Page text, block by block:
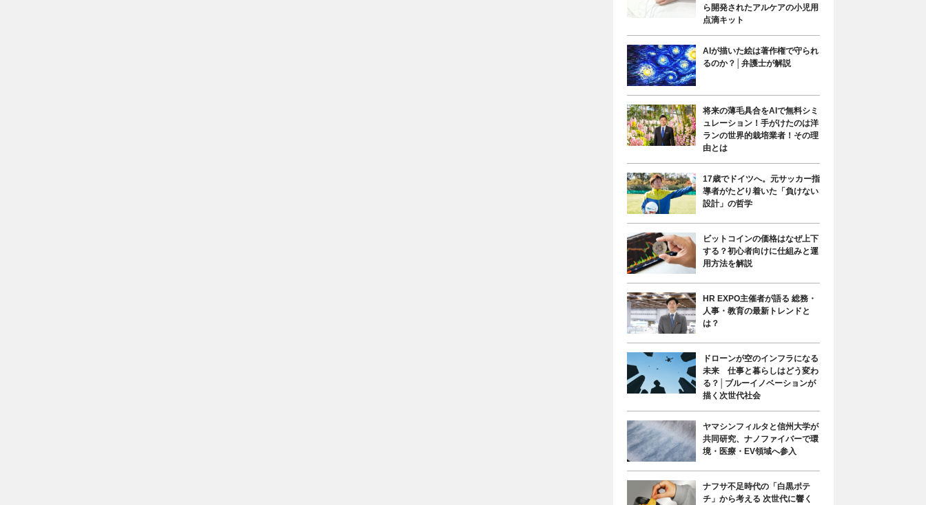
ら開発されたアルケアの小児用
点滴キット
AIが描いた絵は著作権で守られ
るのか？│弁護士が解説
将来の薄毛具合をAIで無料シミ
ュレーション！手がけたのは洋
ランの世界的栽培業者！その理
由とは
17歳でドイツへ。元サッカー指
導者がたどり着いた「負けない
設計」の哲学
ビットコインの価格はなぜ上下
する？初心者向けに仕組みと運
用方法を解説
HR EXPO主催者が語る 総務・
人事・教育の最新トレンドと
は？
ドローンが空のインフラになる
未来 仕事と暮らしはどう変わ
る？│ブルーイノベーションが
描く次世代社会
ヤマシンフィルタと信州大学が
共同研究、ナノファイバーで環
境・医療・EV領域へ参入
ナフサ不足時代の「白黒ポテ
チ」から考える 次世代に響く